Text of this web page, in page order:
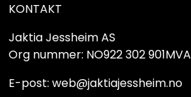
KONTAKT
Jaktia Jessheim AS
Org nummer: NO922 302 901MVA
E-post: web@jaktiajessheim.no